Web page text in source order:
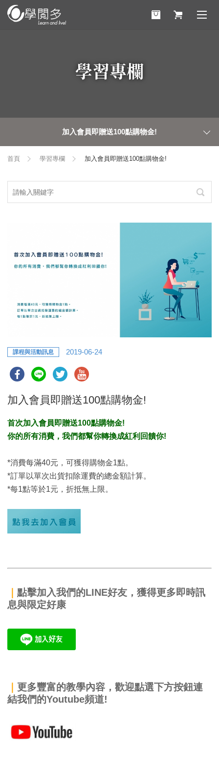
學習專欄
加入會員即贈送100點購物金!
首頁 學習專欄 加入會員即贈送100點購物金!
課程與活動訊息 2019-06-24
加入會員即贈送100點購物金!
首次加入會員即贈送100點購物金!
你的所有消費，我們都幫你轉換成紅利回饋你!
*消費每滿40元，可獲得購物金1點。
*訂單以單次出貨扣除運費的總金額計算。
*每1點等於1元，折抵無上限。
點擊加入我們的LINE好友，獲得更多即時訊
息與限定好康
更多豐富的教學內容，歡迎點選下方按鈕連
結我們的Youtube頻道!